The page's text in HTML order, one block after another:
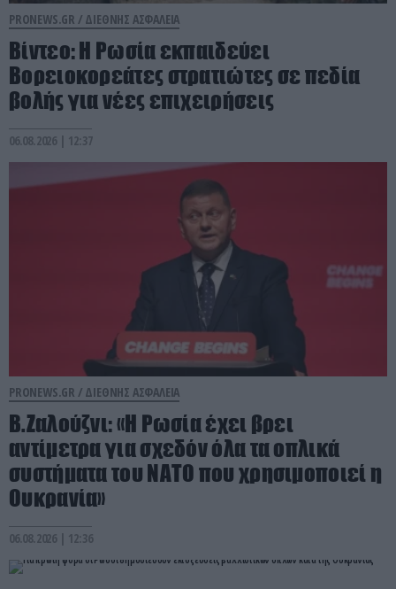
PRONEWS.GR / ΔΙΕΘΝΗΣ ΑΣΦΑΛΕΙΑ
Βίντεο: Η Ρωσία εκπαιδεύει
Βορειοκορεάτες στρατιώτες σε πεδία
βολής για νέες επιχειρήσεις
06.08.2026 | 12:37
PRONEWS.GR / ΔΙΕΘΝΗΣ ΑΣΦΑΛΕΙΑ
Β.Ζαλούζνι: «Η Ρωσία έχει βρει
αντίμετρα για σχεδόν όλα τα οπλικά
συστήματα του ΝΑΤΟ που χρησιμοποιεί η
Ουκρανία»
06.08.2026 | 12:36